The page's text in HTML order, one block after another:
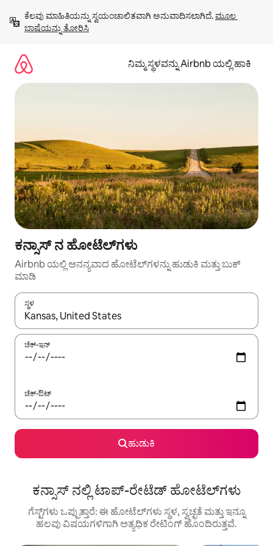
ಹೋಗಿ
ಕೆಲವು ಮಾಹಿತಿಯನ್ನು ಸ್ವಯಂಚಾಲಿತವಾಗಿ ಅನುವಾದಿಸಲಾಗಿದೆ. ಮೂಲ
ಭಾಷೆಯನ್ನು ತೋರಿಸಿ
ನಿಮ್ಮ ಸ್ಥಳವನ್ನು Airbnb ಯಲ್ಲಿ ಹಾಕಿ
ಕನ್ಸಾಸ್ ನ ಹೋಟೆಲ್‌ಗಳು
Airbnb ಯಲ್ಲಿ ಅನನ್ಯವಾದ ಹೋಟೆಲ್‌ಗಳನ್ನು ಹುಡುಕಿ ಮತ್ತು ಬುಕ್
ಮಾಡಿ
ಸ್ಥಳ
ಫಲಿತಾಂಶಗಳು ಲಭ್ಯವಿರುವಾಗ, ಅಪ್ ಮತ್ತು ಡೌನ್ ಬಾಣದ ಕೀಲಿಗಳೊಂದಿಗೆ
ಚೆಕ್-ಇನ್
ಚೆಕ್-ಔಟ್
ಹುಡುಕಿ
ಕನ್ಸಾಸ್ ನಲ್ಲಿ ಟಾಪ್-ರೇಟೆಡ್ ಹೋಟೆಲ್‌ಗಳು
ಗೆಸ್ಟ್‌ಗಳು ಒಪ್ಪುತ್ತಾರೆ: ಈ ಹೋಟೆಲ್‌ಗಳು ಸ್ಥಳ, ಸ್ವಚ್ಛತೆ ಮತ್ತು ಇನ್ನೂ
ಹಲವು ವಿಷಯಗಳಿಗಾಗಿ ಅತ್ಯಧಿಕ ರೇಟಿಂಗ್ ‌ಹೊಂದಿರುತ್ತವೆ.